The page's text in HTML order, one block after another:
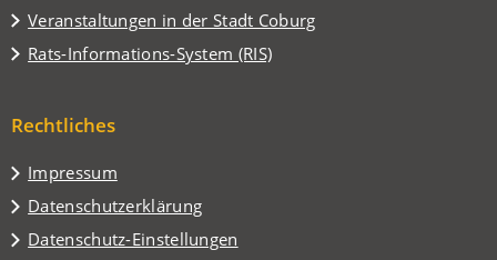
in
einem
neuen
Veranstaltungen in der Stadt Coburg
(Öffnet
in
einem
Tab)
Rats-Informations-System (RIS)
(Öffnet
neuen
Rechtliches
Impressum
Datenschutzerklärung
Datenschutz-Einstellungen